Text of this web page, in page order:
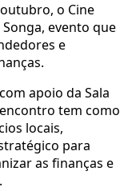
o Cine
evento que
e
apoio da Sala
tem como
locais,
para
as finanças e